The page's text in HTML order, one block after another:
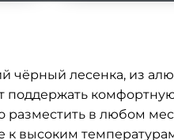
чёрный лесенка, из
разместить в любом
к высоким